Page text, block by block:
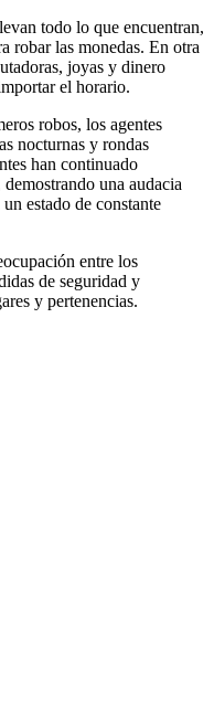
todo lo que encuentran,
robar las monedas. En otra
joyas y dinero
el horario.
robos, los agentes
nocturnas y rondas
han continuado
una audacia
estado de constante
entre los
de seguridad y
y pertenencias.